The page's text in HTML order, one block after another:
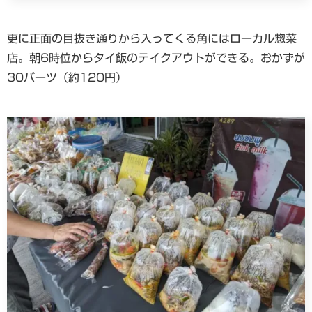
更に正面の目抜き通りから入ってくる角にはローカル惣菜
店。朝6時位からタイ飯のテイクアウトができる。おかずが
30バーツ（約120円）